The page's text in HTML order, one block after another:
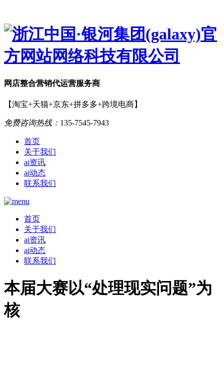
网店整合营销代运营服务商
【淘宝+天猫+京东+拼多多+跨境电商】
免费咨询热线： 135-7545-7943
首页
关于我们
ai资讯
ai动态
联系我们
首页
关于我们
ai资讯
ai动态
联系我们
本届大赛以“处理现实问题”为
核